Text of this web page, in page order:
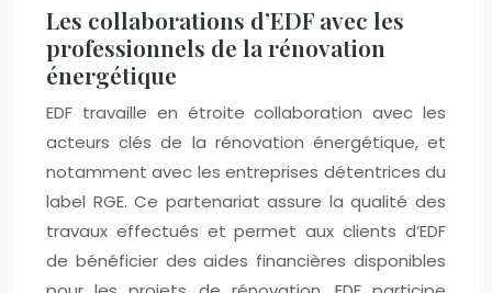
Les collaborations d’EDF avec les
professionnels de la rénovation
énergétique
EDF travaille en étroite collaboration avec les
acteurs clés de la rénovation énergétique, et
notamment avec les entreprises détentrices du
label RGE. Ce partenariat assure la qualité des
travaux effectués et permet aux clients d’EDF
de bénéficier des aides financières disponibles